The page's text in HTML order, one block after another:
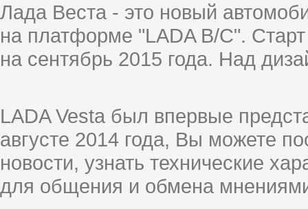
Лада Веста - это новый
на платформе "LADA B/C".
на сентябрь 2015 года. Над
LADA Vesta был впервые
августе 2014 года, Вы можете
новости, узнать технические
для общения и обмена